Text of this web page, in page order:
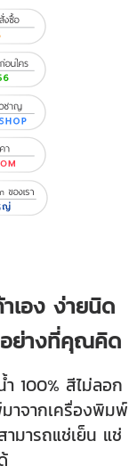
เอง ง่ายนิด
อย่างที่คุณคิด
100% สีไม่ลอก
าจากเครื่องพิมพ์
มารถแช่เย็น แช่